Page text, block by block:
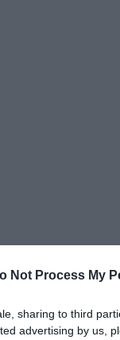
Not Process My
sharing to third
advertising by us,